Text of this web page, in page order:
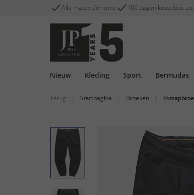
Alle maten één prijs 100 dagen kosteloos
Nieuw Kleding Sport Bermudas
Terug | Startpagina | Broeken |